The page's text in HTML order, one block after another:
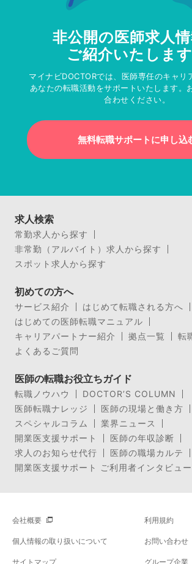
非公開の医師求人
ご紹介いたします
マイナビDOCTORでは、医師専任のキャリ
あなたの転職活動をサポートいたします。
合わせください。
無料転職サポートに申し込
求人検索
常勤求人から探す
非常勤（アルバイト）求人から探す
スポット求人から探す
初めての方へ
サービス紹介
はじめて転職される方へ
はじめての医師転職マニュアル
キャリアパートナー紹介
拠点一覧
転
よくあるご質問
医師の転職お役立ちガイド
転職ノウハウ
DOCTOR’S COLUMN
医師転職ナレッジ
医師の現場と働き方
スペシャルコラム
業界ニュース
開業医支援サポート
医師の年収診断
求人のお知らせ代行
医師の職場カルテ
開業医支援サポート ご利用者インタビュー
会社概要 利用規約
個人情報の取り扱いについて お問い合わせ
サイトマップ グループ企業